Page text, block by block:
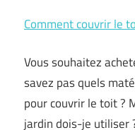
Comment couvrir le
Vous souhaitez
savez pas quels
pour couvrir le toit ?
jardin dois-je utiliser